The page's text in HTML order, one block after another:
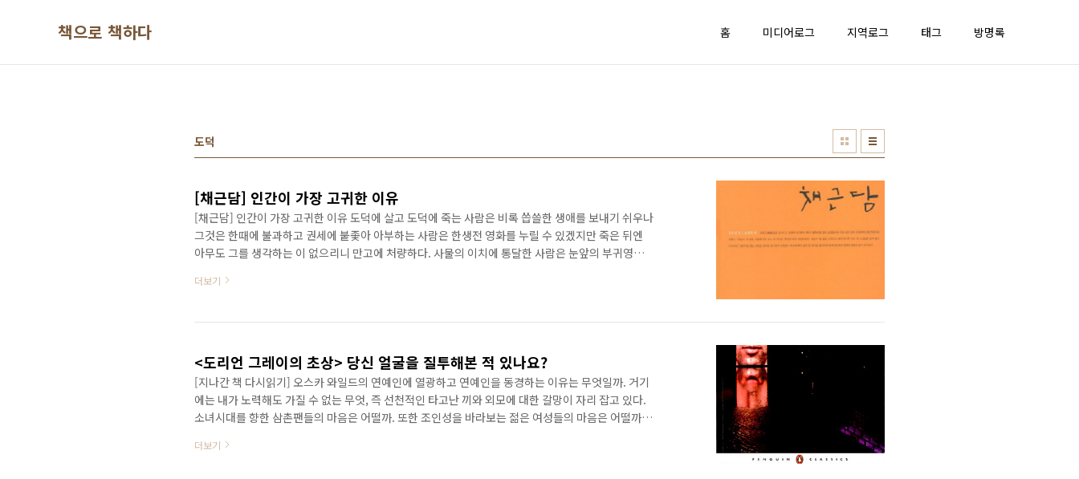
책으로 책하다 홈 미디어로그 지역로그 태그 방명록
도덕
[채근담] 인간이 가장 고귀한 이유
[채근담] 인간이 가장 고귀한 이유 도덕에 살고 도덕에 죽는 사람은 비록 씁쓸한 생애를 보내기 쉬우나
그것은 한때에 불과하고 권세에 붙좇아 아부하는 사람은 한생전 영화를 누릴 수 있겠지만 죽은 뒤엔
아무도 그를 생각하는 이 없으리니 만고에 처량하다. 사물의 이치에 통달한 사람은 눈앞의 부귀영화
라리 깨끗한 이름을 위하여 말없이 도덕을 지키며 한때의 씁쓸한 생애를 보낼 망정 권세에 아부하다가
는 사람은 한때에 적막하고, 권세에 의지하여 아부하는 사람은 만고에 처량하다. 통달한 사람은 물 밖
더보기
<도리언 그레이의 초상> 당신 얼굴을 질투해본 적 있나요?
[지나간 책 다시읽기] 오스카 와일드의 연예인에 열광하고 연예인을 동경하는 이유는 무엇일까. 거기
에는 내가 노력해도 가질 수 없는 무엇, 즉 선천적인 타고난 끼와 외모에 대한 갈망이 자리 잡고 있다.
소녀시대를 향한 삼촌팬들의 마음은 어떨까. 또한 조인성을 바라보는 젊은 여성들의 마음은 어떨까.
겨 있다. 그리고 우리는 그들에게 열광함으로써 계층적 대리만족을 느낀다. 여기에는 일종의 쾌락주
더보기